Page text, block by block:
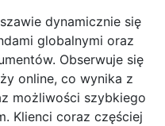
dynamicznie się
globalnymi oraz
Obserwuje się
online, co wynika z
możliwości szybkiego
Klienci coraz częściej